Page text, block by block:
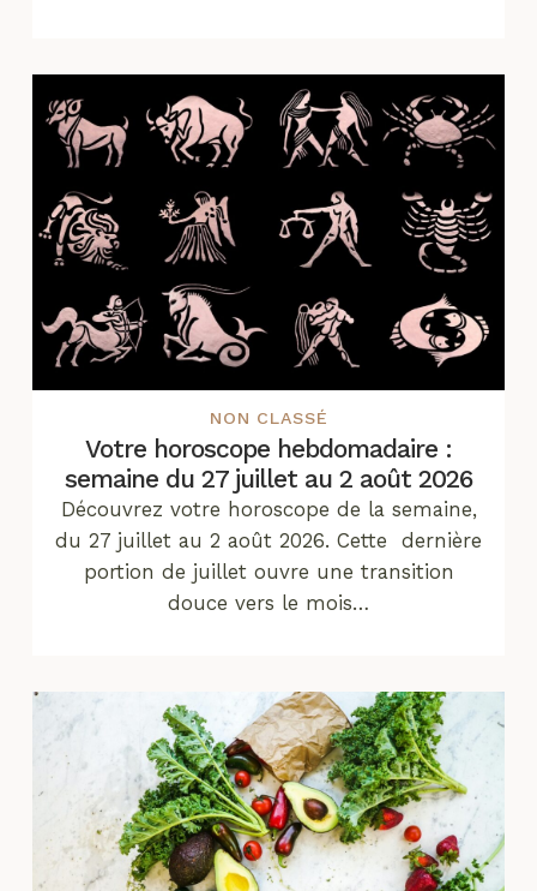
NON CLASSÉ
Votre horoscope hebdomadaire :
semaine du 27 juillet au 2 août 2026
Découvrez votre horoscope de la semaine,
du 27 juillet au 2 août 2026. Cette dernière
portion de juillet ouvre une transition
douce vers le mois…